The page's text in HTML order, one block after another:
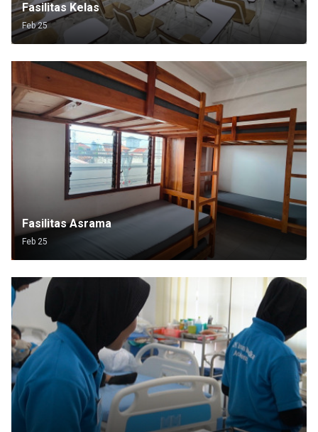
Fasilitas Kelas
Feb 25
Fasilitas Asrama
Feb 25